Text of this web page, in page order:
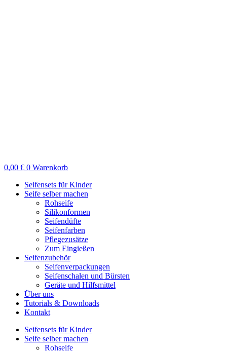
0,00 € 0 Warenkorb
Seifensets für Kinder
Seife selber machen
Rohseife
Silikonformen
Seifendüfte
Seifenfarben
Pflegezusätze
Zum Eingießen
Seifenzubehör
Seifenverpackungen
Seifenschalen und Bürsten
Geräte und Hilfsmittel
Über uns
Tutorials & Downloads
Kontakt
Seifensets für Kinder
Seife selber machen
Rohseife